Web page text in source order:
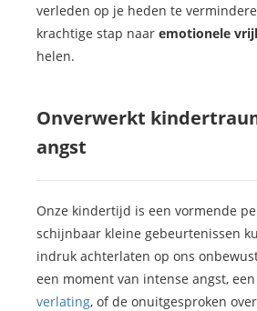
verleden op je heden te
krachtige stap naar emotionele
helen.
Onverwerkt
angst
Onze kindertijd is een vormende
schijnbaar kleine gebeurtenissen
indruk achterlaten op ons
een moment van intense angst,
verlating, of de onuitgesproken